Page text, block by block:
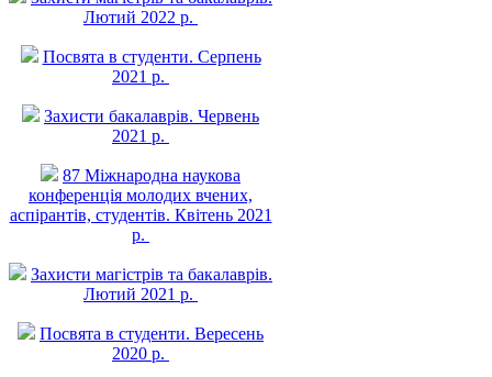
Лютий 2022 р.
Посвята в студенти. Серпень
2021 р.
Захисти бакалаврів. Червень
2021 р.
87 Міжнародна наукова
конференція молодих вчених,
аспірантів, студентів. Квітень 2021
р.
Захисти магістрів та бакалаврів.
Лютий 2021 р.
Посвята в студенти. Вересень
2020 р.